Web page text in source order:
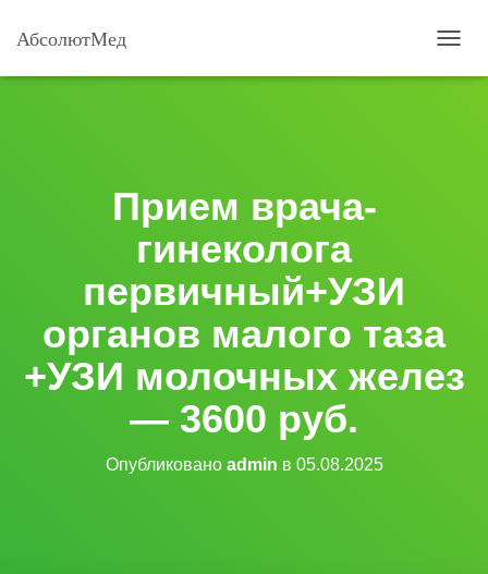
АбсолютМед
Е
А
Прием врача-
гинеколога
первичный+УЗИ
органов малого таза
+УЗИ молочных желез
— 3600 руб.
Опубликовано admin в 05.08.2025